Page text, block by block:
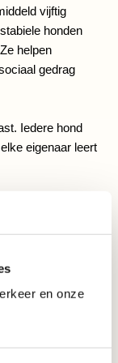
en onze
vijftig
honden
helpen
gedrag
Iedere hond
eigenaar leert
dit is al
"